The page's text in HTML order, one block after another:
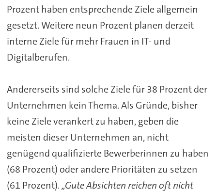
Prozent haben entsprechende Ziele allgemein
gesetzt. Weitere neun Prozent planen derzeit
interne Ziele für mehr Frauen in IT- und
Digitalberufen.
Andererseits sind solche Ziele für 38 Prozent der
Unternehmen kein Thema. Als Gründe, bisher
keine Ziele verankert zu haben, geben die
meisten dieser Unternehmen an, nicht
genügend qualifizierte Bewerberinnen zu haben
(68 Prozent) oder andere Prioritäten zu setzen
(61 Prozent).„Gute Absichten reichen oft nicht